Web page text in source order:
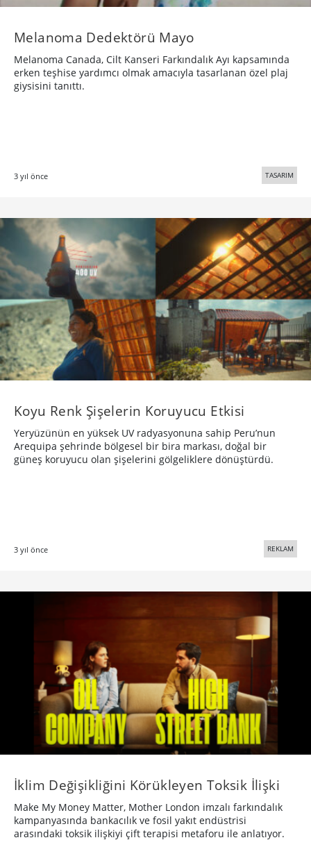
Melanoma Dedektörü Mayo
Melanoma Canada, Cilt Kanseri Farkındalık Ayı kapsamında
erken teşhise yardımcı olmak amacıyla tasarlanan özel plaj
giysisini tanıttı.
3 yıl önce TASARIM
Koyu Renk Şişelerin Koruyucu Etkisi
Yeryüzünün en yüksek UV radyasyonuna sahip Peru’nun
Arequipa şehrinde bölgesel bir bira markası, doğal bir
güneş koruyucu olan şişelerini gölgeliklere dönüştürdü.
3 yıl önce REKLAM
İklim Değişikliğini Körükleyen Toksik İlişki
Make My Money Matter, Mother London imzalı farkındalık
kampanyasında bankacılık ve fosil yakıt endüstrisi
arasındaki toksik ilişkiyi çift terapisi metaforu ile anlatıyor.